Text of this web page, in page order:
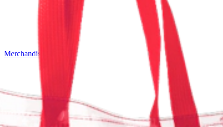
Merchandising